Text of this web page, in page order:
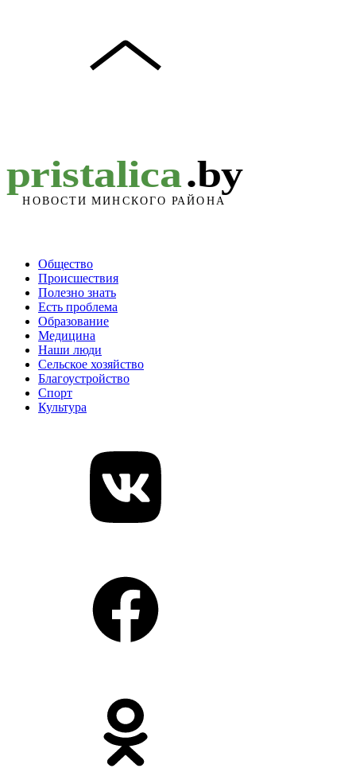
Общество
Происшествия
Полезно знать
Есть проблема
Образование
Медицина
Наши люди
Сельское хозяйство
Благоустройство
Спорт
Культура